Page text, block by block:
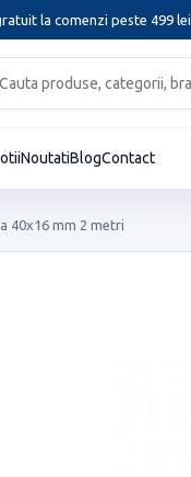
la comenzi peste 499 lei
NoutatiBlogContact
40x16 mm 2 metri